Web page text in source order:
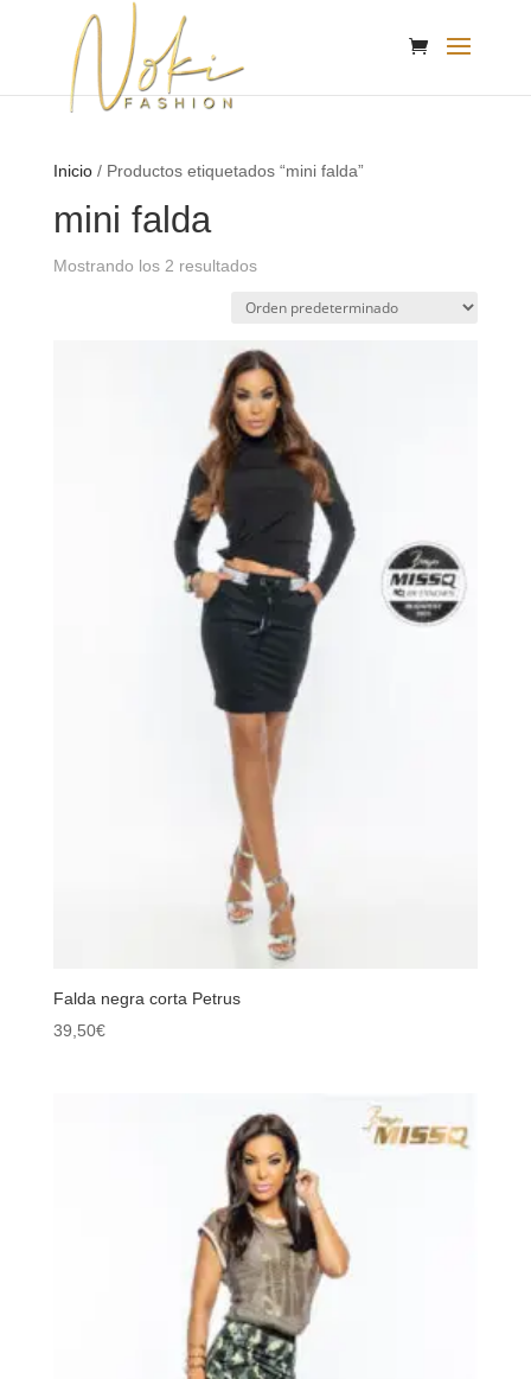
Inicio/ Productos etiquetados “mini falda”
mini falda
Mostrando los 2 resultados
Falda negra corta Petrus
39,50€